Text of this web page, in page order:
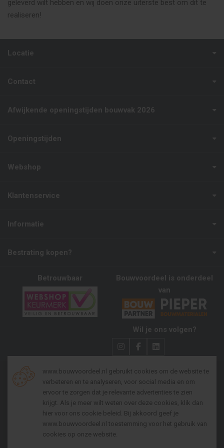
geleverd wilt hebben en wij doen onze uiterste best om dit te
realiseren!
Locatie
Contact
Afwijkende openingstijden bouwvak 2026
Openingstijden
Webshop
Klantenservice
Informatie
Bestrating kopen?
Betrouwbaar
Bouwvoordeel is onderdeel
van
Wil je ons volgen?
Algemene voorwaarden zakelijk
Algemene voorwaarden consumenten
Privacy policy
www.bouwvoordeel.nl gebruikt cookies om de website te
verbeteren en te analyseren, voor social media en om
ervoor te zorgen dat je relevante advertenties te zien
krijgt. Als je meer wilt weten over deze cookies, klik dan
hier voor ons cookie beleid
. Bij akkoord geef je
www.bouwvoordeel.nl toestemming voor het gebruik van
cookies op onze website.